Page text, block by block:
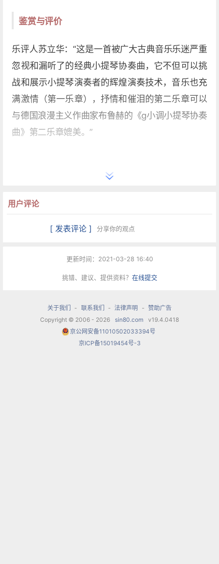
鉴赏与评价
乐评人苏立华：“这是一首被广大古典音乐乐迷严重
忽视和漏听了的经典小提琴协奏曲，它不但可以挑
战和展示小提琴演奏者的辉煌演奏技术，音乐也充
满激情（第一乐章），抒情和催泪的第二乐章可以
与德国浪漫主义作曲家布鲁赫的《g小调小提琴协奏
曲》第二乐章媲美。”
用户评论
[ 发表评论 ] 分享你的观点
更新时间：2021-03-28 16:40
挑错、建议、提供资料？ 在线提交
关于我们 - 联系我们 - 法律声明 - 赞助广告
Copyright © 2006 - 2026
sin80.com
v19.4.0418
京公网安备11010502033394号
京ICP备15019454号-3